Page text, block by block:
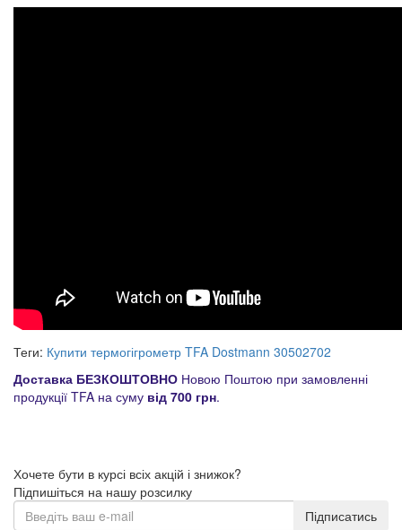
Теги: Купити термогігрометр TFA Dostmann 30502702
Доставка БЕЗКОШТОВНО Новою Поштою при замовленні
продукції TFA на суму від 700 грн.
Хочете бути в курсі всіх акцій і знижок?
Підпишіться на нашу розсилку
Підписатись